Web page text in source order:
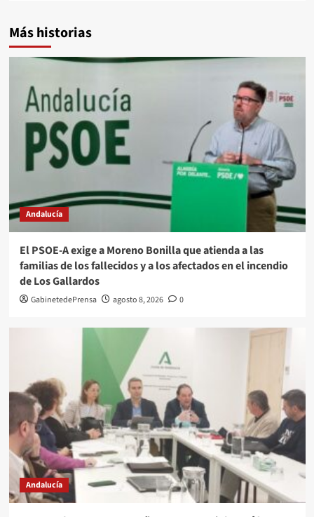
Más historias
Andalucía
El PSOE-A exige a Moreno Bonilla que atienda a las
familias de los fallecidos y a los afectados en el incendio
de Los Gallardos
GabinetedePrensa agosto 8, 2026 0
Andalucía